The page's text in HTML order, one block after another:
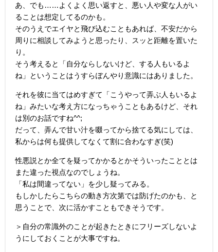
あ、でも……よくよく思い返すと、悪い人や変な人がい
ることは想定してるのかも。
そのうえでエイヤと飛び込むこともあれば、不安だから
周りに相談してみようと思ったり、スッと距離を置いた
り。
そう考えると「自分ならしないけど、する人もいるよ
ね」ということはうすらぼんやり意識にはありました。
それを彼に当てはめすぎて「こうやって弄ぶ人もいるよ
ね」みたいな考え方になっちゃうこともあるけど、それ
は別のお話ですね^^;
だって、弄んで甘い汁を啜ってから捨てる気にしては、
私からは何も提供してなくて割に合わなすぎ(笑)
性悪説とか全てを疑ってかかるとかそういったこととは
また違った視点なのでしょうね。
「私は間違ってない」を少し疑ってみる。
もしかしたらこちらの動き方次第では防げたのかも、と
思うことで、次に活かすこともできそうです。
＞自分の常識外のことが起きたときにフリーズしないよ
うにしておくことが大事ですね。